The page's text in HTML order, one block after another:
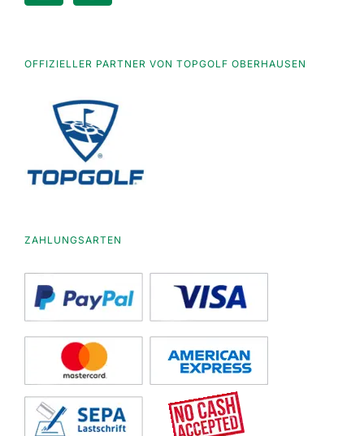
OFFIZIELLER PARTNER VON TOPGOLF OBERHAUSEN
ZAHLUNGSARTEN